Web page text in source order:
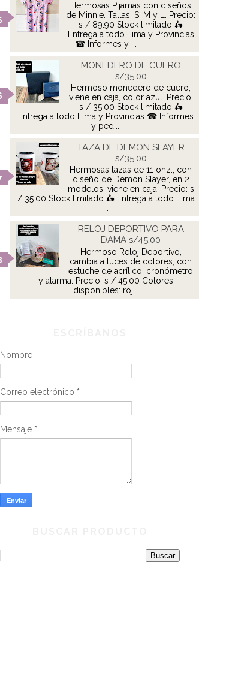
Hermosas Pijamas con diseños
de Minnie. Tallas: S, M y L. Precio:
s / 89.90 Stock limitado 🛵
Entrega a todo Lima y Provincias
☎ Informes y ...
MONEDERO DE CUERO
s/35.00
Hermoso monedero de cuero,
viene en caja, color azul. Precio:
s / 35.00 Stock limitado 🛵
Entrega a todo Lima y Provincias ☎ Informes
y pedi...
TAZA DE DEMON SLAYER
s/35.00
Hermosas tazas de 11 onz., con
diseño de Demon Slayer, en 2
modelos, viene en caja. Precio: s
/ 35.00 Stock limitado 🛵 Entrega a todo Lima
...
RELOJ DEPORTIVO PARA
DAMA s/45.00
Hermoso Reloj Deportivo,
cambia a luces de colores, con
estuche de acrílico, cronómetro
y alarma. Precio: s / 45.00 Colores
disponibles: roj...
Nombre
Correo electrónico *
Mensaje *